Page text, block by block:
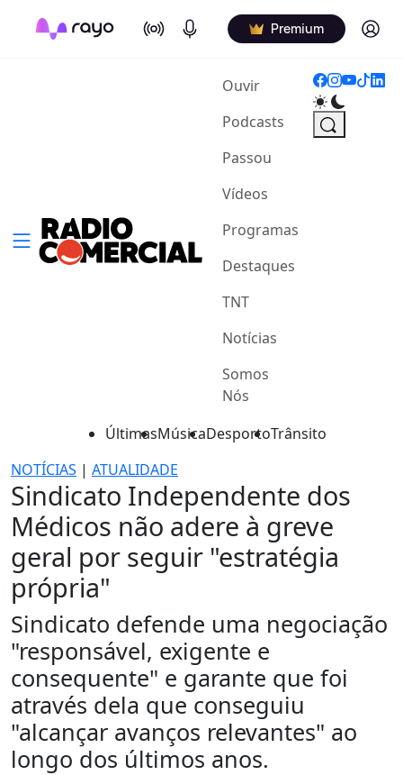
On Air Podcasts Premium Log in
Ouvir(current)
Podcasts
Passou
Vídeos
Programas
Destaques
TNT
Notícias
Somos
Nós
ÚltimasMúsicaDesportoTrânsito
NOTÍCIAS | ATUALIDADE
Sindicato Independente dos
Médicos não adere à greve
geral por seguir "estratégia
própria"
Sindicato defende uma negociação
"responsável, exigente e
consequente" e garante que foi
através dela que conseguiu
"alcançar avanços relevantes" ao
longo dos últimos anos.